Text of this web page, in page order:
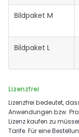
Bildpaket M
Bildpaket L
Lizenzfrei
Lizenzfrei bedeutet,
Anwendungen bzw.
Lizenz kaufen zu
Tarife. Für eine